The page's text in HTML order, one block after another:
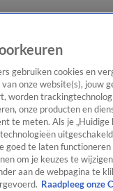
gebruiken cookies en
onze website(s), jouw
worden
onze producten en
te meten. Als je
goed te laten
om je keuzes te
aan de webpagina te
Raadpleeg onze